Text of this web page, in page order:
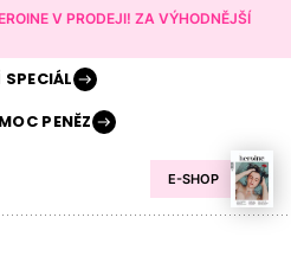
V PRODEJI! ZA VÝHODNĚJŠÍ
E-SHOP
SPECIÁL
PENĚZ